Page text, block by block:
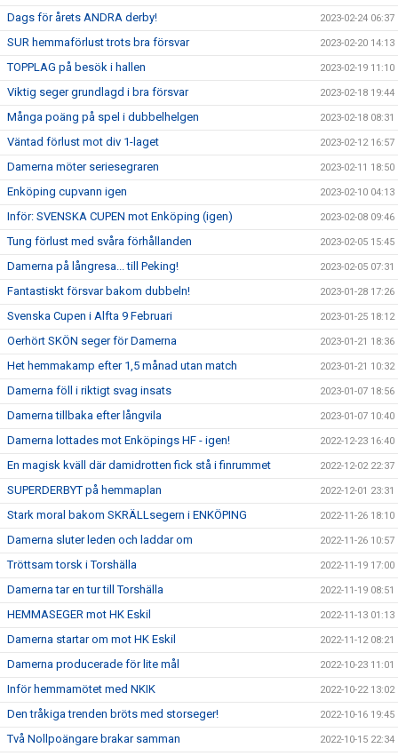
Dags för årets ANDRA derby! 2023-02-24 06:37
SUR hemmaförlust trots bra försvar 2023-02-20 14:13
TOPPLAG på besök i hallen 2023-02-19 11:10
Viktig seger grundlagd i bra försvar 2023-02-18 19:44
Många poäng på spel i dubbelhelgen 2023-02-18 08:31
Väntad förlust mot div 1-laget 2023-02-12 16:57
Damerna möter seriesegraren 2023-02-11 18:50
Enköping cupvann igen 2023-02-10 04:13
Inför: SVENSKA CUPEN mot Enköping (igen) 2023-02-08 09:46
Tung förlust med svåra förhållanden 2023-02-05 15:45
Damerna på långresa... till Peking! 2023-02-05 07:31
Fantastiskt försvar bakom dubbeln! 2023-01-28 17:26
Svenska Cupen i Alfta 9 Februari 2023-01-25 18:12
Oerhört SKÖN seger för Damerna 2023-01-21 18:36
Het hemmakamp efter 1,5 månad utan match 2023-01-21 10:32
Damerna föll i riktigt svag insats 2023-01-07 18:56
Damerna tillbaka efter långvila 2023-01-07 10:40
Damerna lottades mot Enköpings HF - igen! 2022-12-23 16:40
En magisk kväll där damidrotten fick stå i finrummet 2022-12-02 22:37
SUPERDERBYT på hemmaplan 2022-12-01 23:31
Stark moral bakom SKRÄLLsegern i ENKÖPING 2022-11-26 18:10
Damerna sluter leden och laddar om 2022-11-26 10:57
Tröttsam torsk i Torshälla 2022-11-19 17:00
Damerna tar en tur till Torshälla 2022-11-19 08:51
HEMMASEGER mot HK Eskil 2022-11-13 01:13
Damerna startar om mot HK Eskil 2022-11-12 08:21
Damerna producerade för lite mål 2022-10-23 11:01
Inför hemmamötet med NKIK 2022-10-22 13:02
Den tråkiga trenden bröts med storseger! 2022-10-16 19:45
Två Nollpoängare brakar samman 2022-10-15 22:34